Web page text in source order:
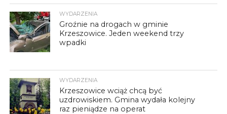
WYDARZENIA
Groźnie na drogach w gminie
Krzeszowice. Jeden weekend trzy
wpadki
WYDARZENIA
Krzeszowice wciąż chcą być
uzdrowiskiem. Gmina wydała kolejny
raz pieniądze na operat